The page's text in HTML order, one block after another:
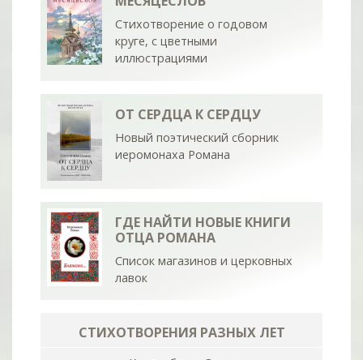
Стихотворение о годовом
круге, с цветными
иллюстрациями
ОТ СЕРДЦА К СЕРДЦУ
Новый поэтический сборник
иеромонаха Романа
ГДЕ НАЙТИ НОВЫЕ КНИГИ
ОТЦА РОМАНА
Список магазинов и церковных
лавок
СТИХОТВОРЕНИЯ РАЗНЫХ ЛЕТ